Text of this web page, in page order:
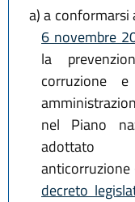
a)a conformarsi
6 novembre
la
corruzione
nel Piano
adottato
anticorruzione
decreto